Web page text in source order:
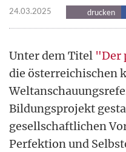
24.03.2025 drucken
Unter dem Titel "Der
die österreichischen
Bildungsprojekt
gesellschaftlichen
Perfektion und